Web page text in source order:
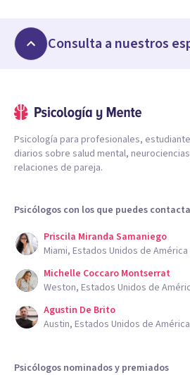
Consulta a nuestros
Psicología para profesionales,
diarios sobre salud mental,
relaciones de pareja.
Psicólogos con los que puedes
Priscila Miranda Samaniego
Miami, Estados Unidos de América
Michelle Coccaro Montserrat
Weston, Estados Unidos de
Agustin De Brito
Austin, Estados Unidos de América
Psicólogos nominados y premiados